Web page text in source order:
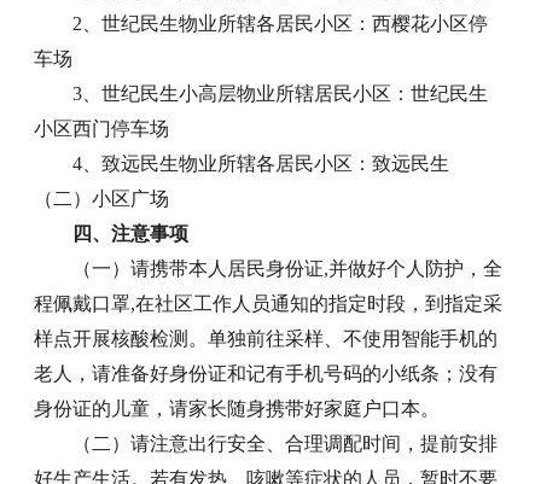
2、世纪民生物业所辖各居民小区：西樱花小区停
车场
3、世纪民生小高层物业所辖居民小区：世纪民生
小区西门停车场
4、致远民生物业所辖各居民小区：致远民生
（二）小区广场
四、注意事项
（一）请携带本人居民身份证,并做好个人防护，全
程佩戴口罩,在社区工作人员通知的指定时段，到指定采
样点开展核酸检测。单独前往采样、不使用智能手机的
老人，请准备好身份证和记有手机号码的小纸条；没有
身份证的儿童，请家长随身携带好家庭户口本。
（二）请注意出行安全、合理调配时间，提前安排
好生产生活。若有发热、咳嗽等症状的人员，暂时不要